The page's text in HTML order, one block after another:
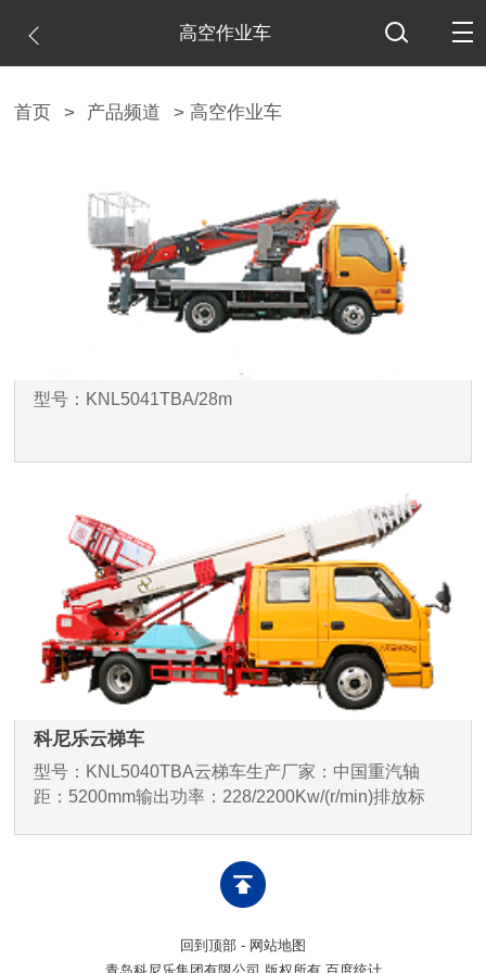
高空作业车
首页 > 产品频道 > 高空作业车
型号：KNL5041TBA/28m
科尼乐云梯车
型号：KNL5040TBA云梯车生产厂家：中国重汽轴
距：5200mm输出功率：228/2200Kw/(r/min)排放标
回到顶部 - 网站地图